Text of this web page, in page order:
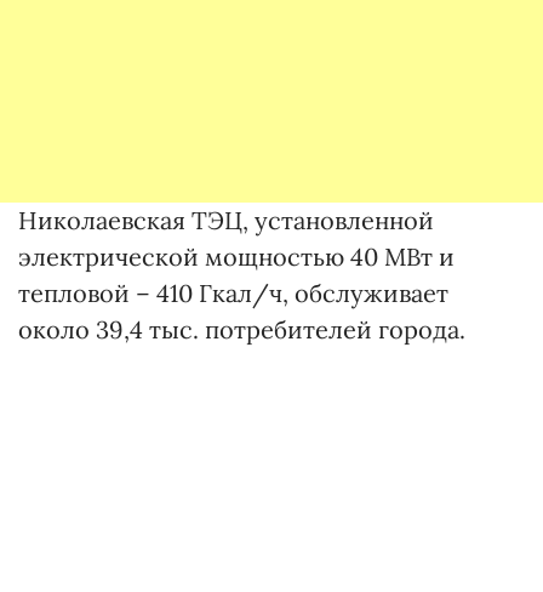
Николаевская ТЭЦ, установленной
электрической мощностью 40 МВт и
тепловой – 410 Гкал/ч, обслуживает
около 39,4 тыс. потребителей города.